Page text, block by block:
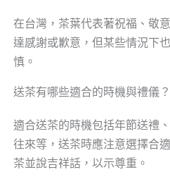
在台灣，茶葉代表著祝福、敬
達感謝或歉意，但某些情況下
慎。
送茶有哪些適合的時機與禮儀？
適合送茶的時機包括年節送禮
往來等，送茶時應注意選擇合
茶並說吉祥話，以示尊重。